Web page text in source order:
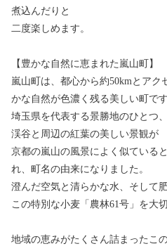
煮込んだりと
二度楽しめます。
【豊かな自然に恵まれた嵐山町】
嵐山町は、都心から約50kmとアク
かな自然が色濃く残る美しい町です
埼玉県を代表する景勝地のひとつ
渓谷と周辺の紅葉の美しい景観が
京都の嵐山の風景によく似ている
れ、町名の由来になりました。
澄んだ空気と清らかな水、そして
この特別な小麦「農林61号」を大
地域の恵みがたくさん詰まったこ